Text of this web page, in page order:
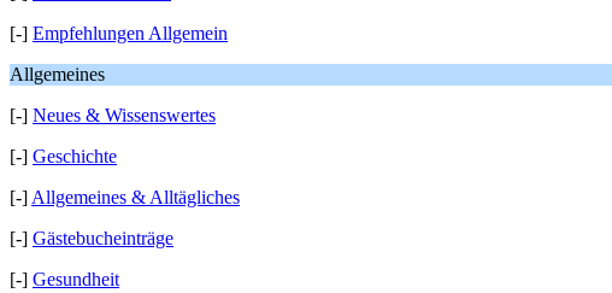
[-] Empfehlungen Allgemein
Allgemeines
[-] Neues & Wissenswertes
[-] Geschichte
[-] Allgemeines & Alltägliches
[-] Gästebucheinträge
[-] Gesundheit